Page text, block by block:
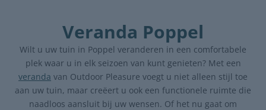
Veranda Poppel
Wilt u uw tuin in Poppel veranderen in een comfortabele
plek waar u in elk seizoen van kunt genieten? Met een
veranda van Outdoor Pleasure voegt u niet alleen stijl toe
aan uw tuin, maar creëert u ook een functionele ruimte die
naadloos aansluit bij uw wensen. Of het nu gaat om